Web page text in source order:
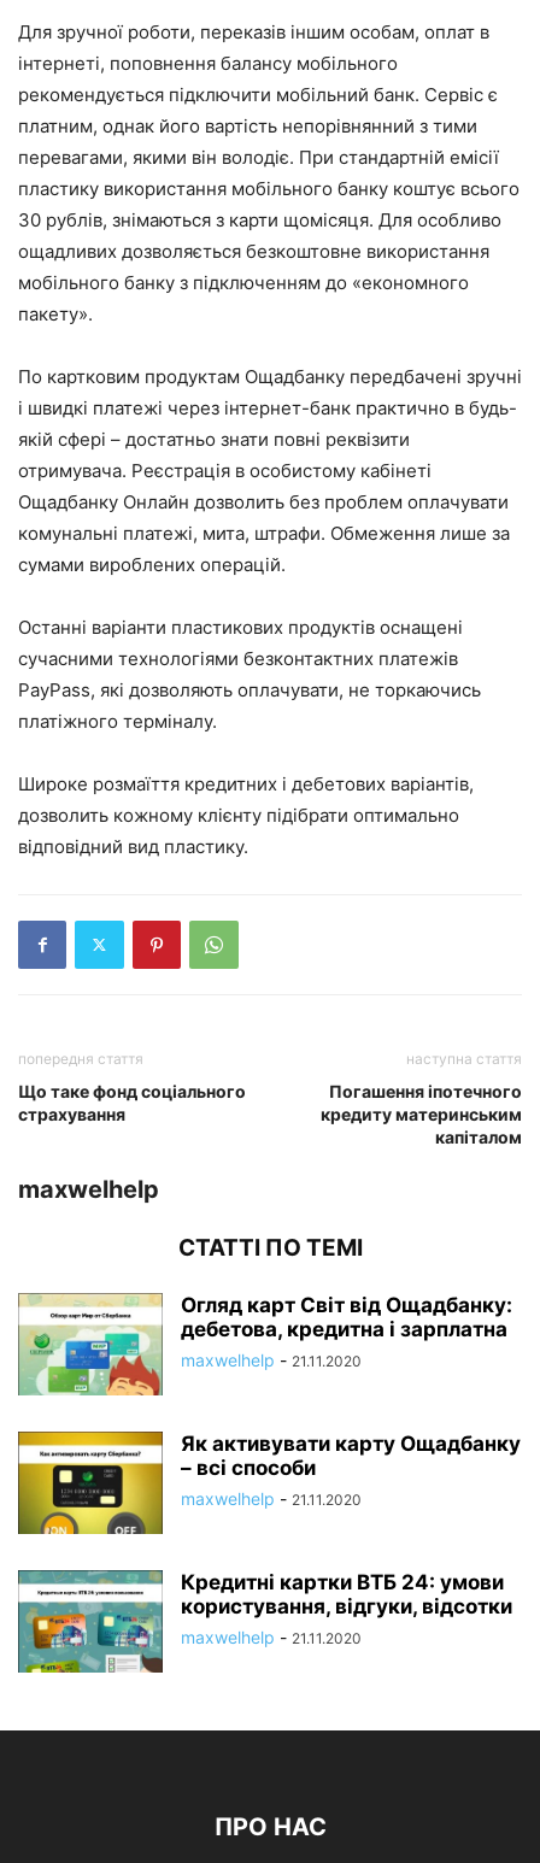
Для зручної роботи, переказів іншим особам, оплат в
інтернеті, поповнення балансу мобільного
рекомендується підключити мобільний банк. Сервіс є
платним, однак його вартість непорівнянний з тими
перевагами, якими він володіє. При стандартній емісії
пластику використання мобільного банку коштує всього
30 рублів, знімаються з карти щомісяця. Для особливо
ощадливих дозволяється безкоштовне використання
мобільного банку з підключенням до «економного
пакету».
По картковим продуктам Ощадбанку передбачені зручні
і швидкі платежі через інтернет-банк практично в будь-
якій сфері – достатньо знати повні реквізити
отримувача. Реєстрація в особистому кабінеті
Ощадбанку Онлайн дозволить без проблем оплачувати
комунальні платежі, мита, штрафи. Обмеження лише за
сумами вироблених операцій.
Останні варіанти пластикових продуктів оснащені
сучасними технологіями безконтактних платежів
PayPass, які дозволяють оплачувати, не торкаючись
платіжного терміналу.
Широке розмаїття кредитних і дебетових варіантів,
дозволить кожному клієнту підібрати оптимально
відповідний вид пластику.
попередня стаття
Що таке фонд соціального
страхування
наступна стаття
Погашення іпотечного
кредиту материнським
капіталом
maxwelhelp
СТАТТІ ПО ТЕМІ
Огляд карт Світ від Ощадбанку:
дебетова, кредитна і зарплатна
maxwelhelp - 21.11.2020
Як активувати карту Ощадбанку
– всі способи
maxwelhelp - 21.11.2020
Кредитні картки ВТБ 24: умови
користування, відгуки, відсотки
maxwelhelp - 21.11.2020
ПРО НАС